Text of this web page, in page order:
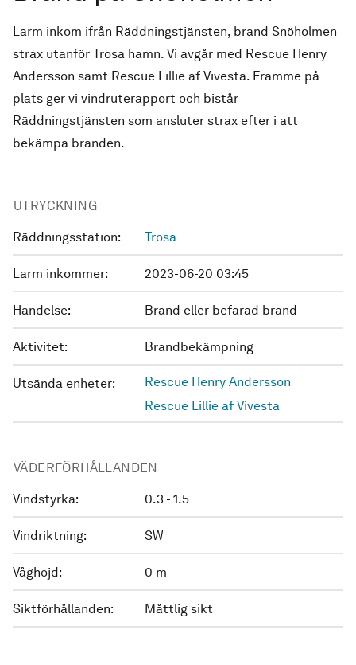
Larm inkom ifrån Räddningstjänsten, brand Snöholmen
strax utanför Trosa hamn. Vi avgår med Rescue Henry
Andersson samt Rescue Lillie af Vivesta. Framme på
plats ger vi vindruterapport och bistår
Räddningstjänsten som ansluter strax efter i att
bekämpa branden.
UTRYCKNING
Räddningsstation: Trosa
Larm inkommer: 2023-06-20 03:45
Händelse: Brand eller befarad brand
Aktivitet: Brandbekämpning
Utsända enheter:
Rescue Henry Andersson
Rescue Lillie af Vivesta
VÄDERFÖRHÅLLANDEN
Vindstyrka: 0.3 - 1.5
Vindriktning: SW
Våghöjd: 0 m
Siktförhållanden: Måttlig sikt